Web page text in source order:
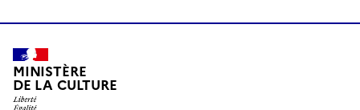
MINISTÈRE
DE LA CULTURE